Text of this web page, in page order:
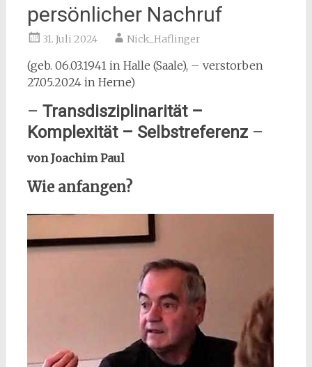
persönlicher Nachruf
31. Juli 2024 Nick_Haflinger
(geb. 06.03.1941 in Halle (Saale), – verstorben
27.05.2024 in Herne)
– Transdisziplinarität –
Komplexität – Selbstreferenz–
von Joachim Paul
Wie anfangen?